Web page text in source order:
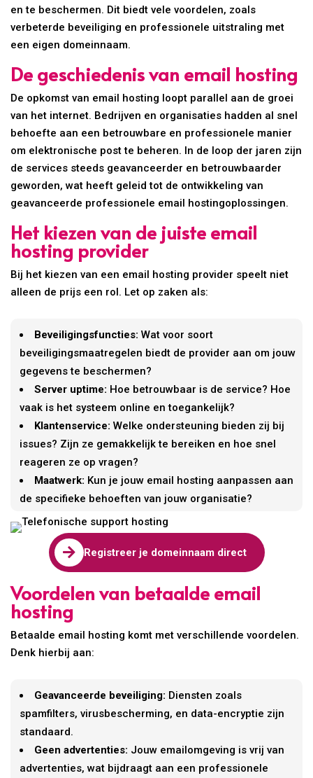
en te beschermen. Dit biedt vele voordelen, zoals
verbeterde beveiliging en professionele uitstraling met
een eigen domeinnaam.
De geschiedenis van email hosting
De opkomst van email hosting loopt parallel aan de groei
van het internet. Bedrijven en organisaties hadden al snel
behoefte aan een betrouwbare en professionele manier
om elektronische post te beheren. In de loop der jaren zijn
de services steeds geavanceerder en betrouwbaarder
geworden, wat heeft geleid tot de ontwikkeling van
geavanceerde professionele email hostingoplossingen.
Het kiezen van de juiste email
hosting provider
Bij het kiezen van een email hosting provider speelt niet
alleen de prijs een rol. Let op zaken als:
Beveiligingsfuncties: Wat voor soort
beveiligingsmaatregelen biedt de provider aan om jouw
gegevens te beschermen?
Server uptime: Hoe betrouwbaar is de service? Hoe
vaak is het systeem online en toegankelijk?
Klantenservice: Welke ondersteuning bieden zij bij
issues? Zijn ze gemakkelijk te bereiken en hoe snel
reageren ze op vragen?
Maatwerk: Kun je jouw email hosting aanpassen aan
de specifieke behoeften van jouw organisatie?
 Registreer je domeinnaam direct
Voordelen van betaalde email
hosting
Betaalde email hosting komt met verschillende voordelen.
Denk hierbij aan:
Geavanceerde beveiliging: Diensten zoals
spamfilters, virusbescherming, en data-encryptie zijn
standaard.
Geen advertenties: Jouw emailomgeving is vrij van
advertenties, wat bijdraagt aan een professionele